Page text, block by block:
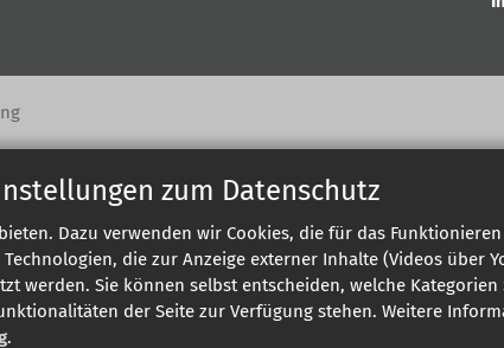
zum Datenschutz
Dazu verwenden wir Cookies, die für das
die zur Anzeige externer Inhalte (Videos über
werden. Sie können selbst entscheiden, welche
der Seite zur Verfügung stehen. Weitere
.